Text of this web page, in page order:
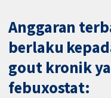
Anggaran
berlaku
gout kronik
febuxostat: